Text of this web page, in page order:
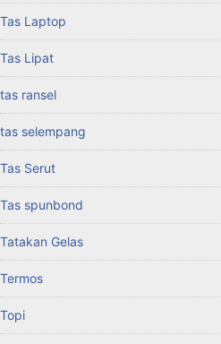
Tas Laptop
Tas Lipat
tas ransel
tas selempang
Tas Serut
Tas spunbond
Tatakan Gelas
Termos
Topi